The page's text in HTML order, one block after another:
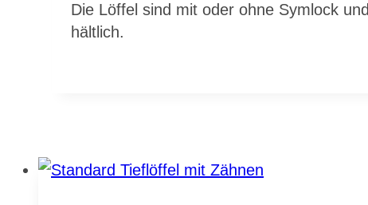
Die Löf­fel sind mit oder ohne Sym­lock
hält­lich.